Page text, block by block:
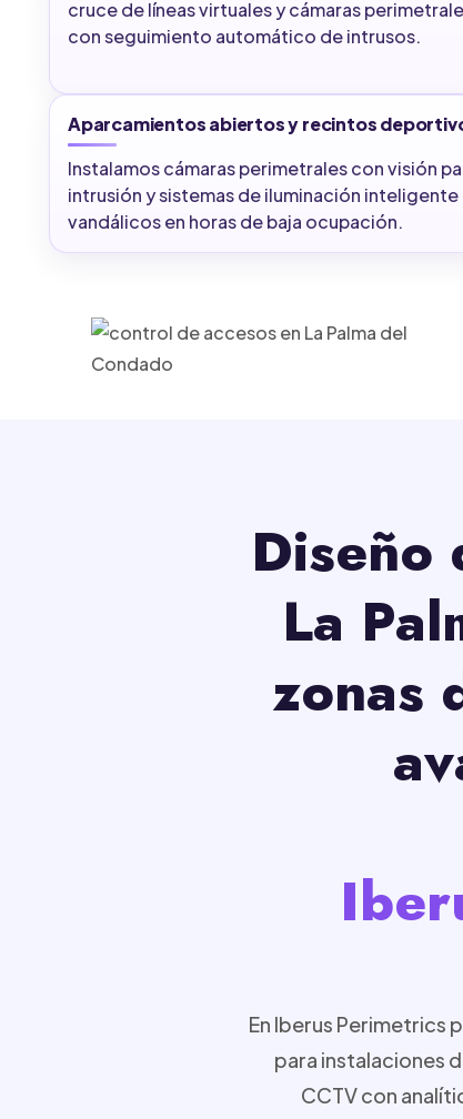
cruce de líneas virtuales y cámaras
con seguimiento automático de intrusos.
Aparcamientos abiertos y recintos
Instalamos cámaras perimetrales con visión
intrusión y sistemas de iluminación
vandálicos en horas de baja ocupación.
Diseño
La
zonas
En Iberus Perimetrics
para instalaciones
CCTV con